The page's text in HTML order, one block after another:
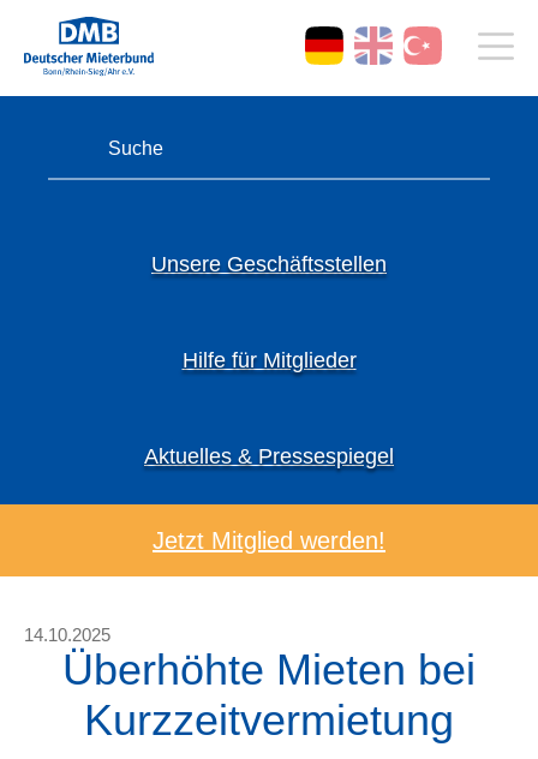
Unsere Geschäftsstellen
Hilfe für Mitglieder
Aktuelles & Pressespiegel
Jetzt Mitglied werden!
14.10.2025
Überhöhte Mieten bei
Kurzzeitvermietung